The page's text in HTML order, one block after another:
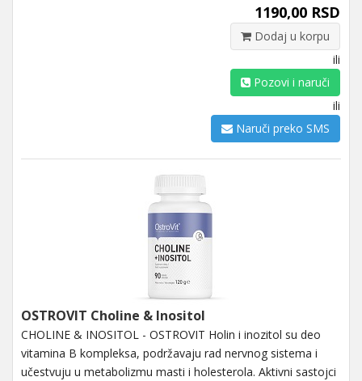
1190,00 RSD
Dodaj u korpu
ili
Pozovi i naruči
ili
Naruči preko SMS
OSTROVIT Choline & Inositol
CHOLINE & INOSITOL - OSTROVIT Holin i inozitol su deo
vitamina B kompleksa, podržavaju rad nervnog sistema i
učestvuju u metabolizmu masti i holesterola. Aktivni sastojci